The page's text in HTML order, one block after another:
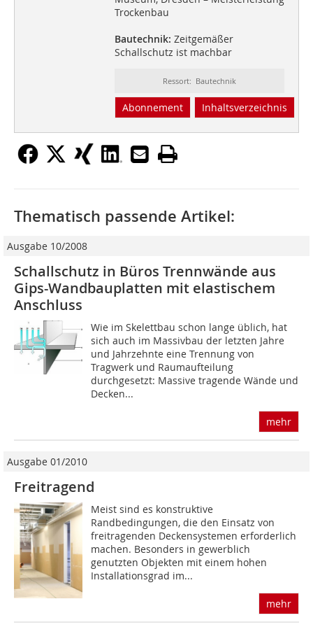
Trockenbau
Bautechnik: Zeitgemäßer
Schallschutz ist machbar
Ressort: Bautechnik
Abonnement Inhaltsverzeichnis
Thematisch passende Artikel:
Ausgabe 10/2008
Schallschutz in Büros Trennwände aus
Gips-Wandbauplatten mit elastischem
Anschluss
Wie im Skelettbau schon lange üblich, hat
sich auch im Massivbau der letzten Jahre
und Jahrzehnte eine Trennung von
Tragwerk und Raum­aufteilung
durchgesetzt: Massive tragende Wände und
Decken...
mehr
Ausgabe 01/2010
Freitragend
Meist sind es konstruktive
Randbedingungen, die den Einsatz von
freitragenden Deckensystemen erforderlich
machen. Besonders in gewerblich
genutzten Objekten mit einem hohen
Installationsgrad im...
mehr